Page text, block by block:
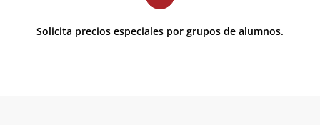
Solicita precios especiales por grupos de alumnos.